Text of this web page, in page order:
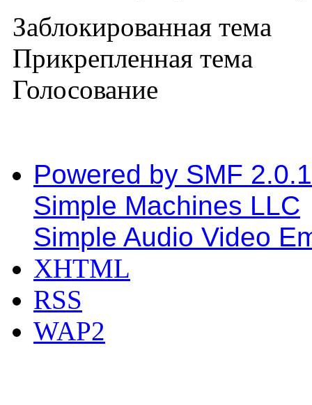
Заблокированная тема
Прикрепленная тема
Голосование
Powered by SMF
Simple Machines LLC
Simple Audio Video
XHTML
RSS
WAP2